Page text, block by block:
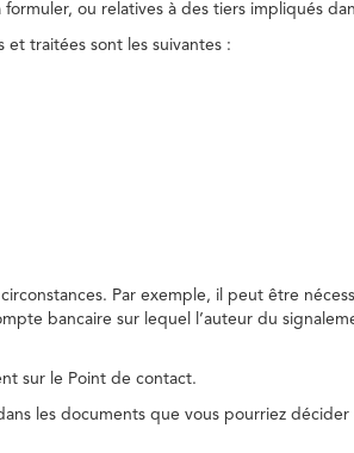
ou relatives à des tiers impliqués
et traitées sont les suivantes :
Par exemple, il peut être
bancaire sur lequel l’auteur du
sur le Point de contact.
les documents que vous pourriez